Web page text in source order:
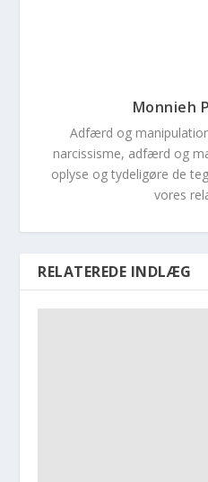
Monnieh
Adfærd og
narcissisme, adfærd og
oplyse og tydeligøre de
vores
RELATEREDE INDLÆG